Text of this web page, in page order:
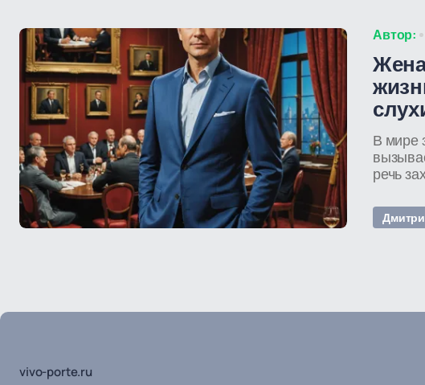
Автор:
В мире
речь
vivo-porte.ru